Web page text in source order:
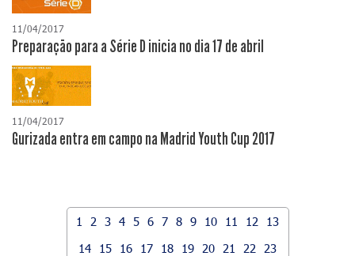
11/04/2017
Preparação para a Série D inicia no dia 17 de abril
11/04/2017
Gurizada entra em campo na Madrid Youth Cup 2017
1 2 3 4 5 6 7 8 9 10 11 12
13
14
15 16 17 18 19 20 21 22
23